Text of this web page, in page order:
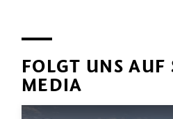
FOLGT UNS AUF
MEDIA